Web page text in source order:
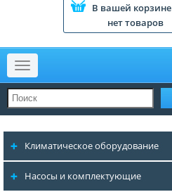
В вашей корзине
нет товаров
Меню
Климатическое оборудование
Насосы и комплектующие